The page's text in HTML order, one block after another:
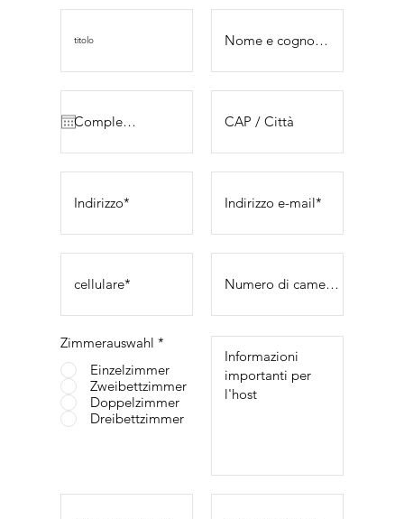
Zimmerauswahl *
Einzelzimmer
Zweibettzimmer
Doppelzimmer
Dreibettzimmer